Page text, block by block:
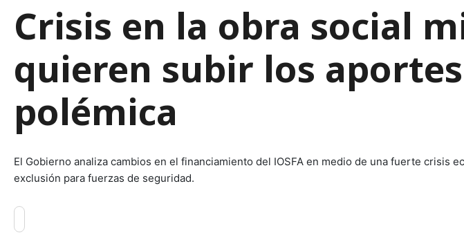
Crisis en la obra social
quieren subir los
polémica
El Gobierno analiza cambios en el financiamiento del IOSFA en medio de una fuerte crisis
exclusión para fuerzas de seguridad.